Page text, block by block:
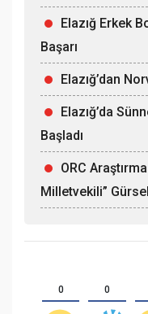
Elazığ Erkek
Başarı
Elazığ’dan
Elazığ’da
Başladı
ORC
Milletvekili”
0 0